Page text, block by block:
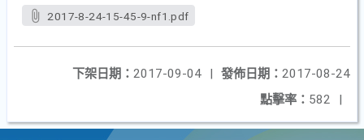
2017-8-24-15-45-9-nf1.pdf
發佈日期： 2017-08-24
下架日期： 2017-09-04
|
點擊率： 582 |